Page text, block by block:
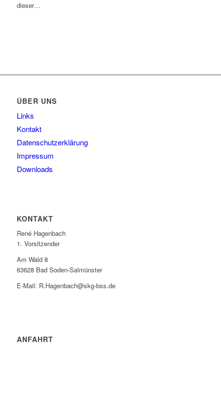
dieser…
ÜBER UNS
Links
Kontakt
Datenschutzerklärung
Impressum
Downloads
KONTAKT
René Hagenbach
1. Vorsitzender
Am Wald 8
63628 Bad Soden-Salmünster
E-Mail: R.Hagenbach@skg-bss.de
ANFAHRT